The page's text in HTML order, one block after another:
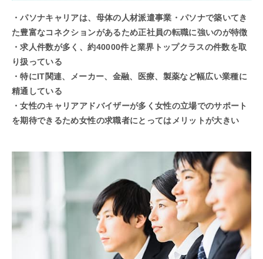
・パソナキャリアは、母体の人材派遣事業・パソナで築いてき
た豊富なコネクションがあるため正社員の転職に強いのが特徴
・求人件数が多く、約40000件と業界トップクラスの件数を取
り扱っている
・特にIT関連、メーカー、金融、医療、製薬など幅広い業種に
精通している
・女性のキャリアアドバイザーが多く女性の立場でのサポート
を期待できるため女性の求職者にとってはメリットが大きい